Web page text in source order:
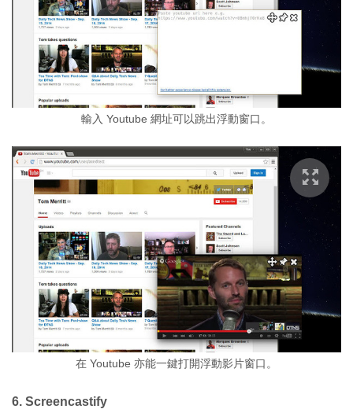
輸入 Youtube 網址可以跳出浮動窗口。
在 Youtube 亦能一鍵打開浮動影片窗口。
6. Screencastify